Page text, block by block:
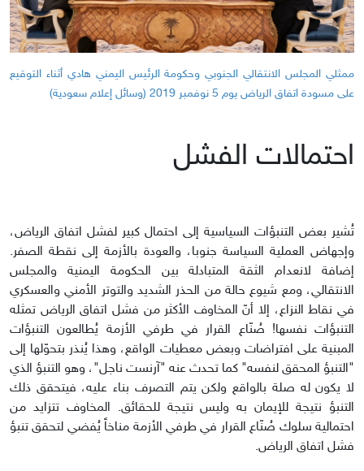
ممثلي المجلس الانتقالي الجنوبي وحكومة الرئيس اليمني هادي أثناء التوقيع
على مسودة اتفاق الرياض يوم 5 نوفمبر 2019 (وسائل إعلام سعودية)
احتمالات الفشل
تُشير بعض التنبؤات السياسية إلى احتمال كبير لفشل اتفاق الرياض،
وإجهاض العملية السياسة جنوبا، والعودة بالأزمة إلى نقطة الصفر.
إضافة لانعدام الثقة المتبادلة بين الحكومة اليمنية والمجلس
الانتقالي، ومع شيوع حالة من الحذر الشديد والتوتر الأمني والعسكري
في نقاط النزاع، إلا أنّ المخاوف الأكثر من فشل اتفاق الرياض تمثله
التنبؤات نفسها! صُنّاع القرار في طرفي الأزمة يُطالعون التنبؤات
المبنية على افتراضات وبعض معطيات الواقع، وهذا يُنذر بتحوّلها إلى
"التنبؤ المحقق لنفسه" كما تحدث عنه "آرنست ناجل"، وهو التنبؤ الذي
لا يكون له صلة بالواقع ولكن يتم التصرف بناء عليه، فيتحقق ذلك
التنبؤ نتيجة للإيمان به وليس نتيجة للحقائق. المخاوف تتزايد من
احتمالية سلوك صُنّاع القرار في طرفي الأزمة مناخاً يُفضي لتحقق تنبؤ
فشل اتفاق الرياض.